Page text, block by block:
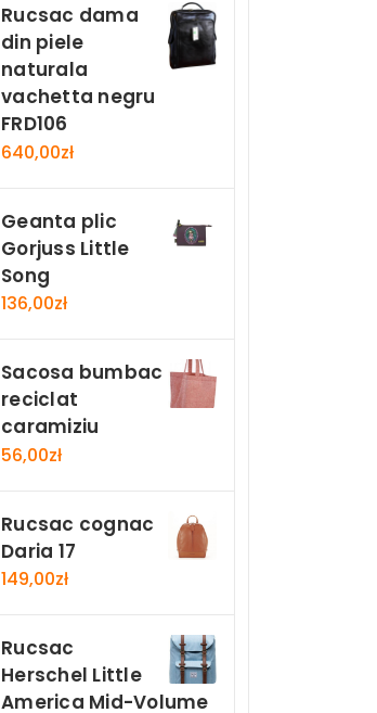
Rucsac dama
din piele
naturala
vachetta negru
FRD106
640,00zł
Geanta plic
Gorjuss Little
Song
136,00zł
Sacosa bumbac
reciclat
caramiziu
56,00zł
Rucsac cognac
Daria 17
149,00zł
Rucsac
Herschel Little
America Mid-Volume